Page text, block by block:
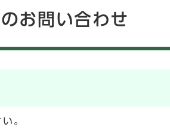
お問い合わせ
。